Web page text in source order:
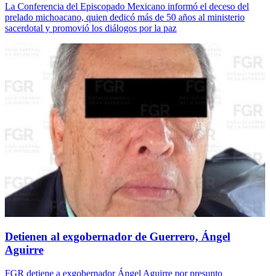
La Conferencia del Episcopado Mexicano informó el deceso del
prelado michoacano, quien dedicó más de 50 años al ministerio
sacerdotal y promovió los diálogos por la paz
Detienen al exgobernador de Guerrero, Ángel
Aguirre
FGR detiene a exgobernador Ángel Aguirre por presunto